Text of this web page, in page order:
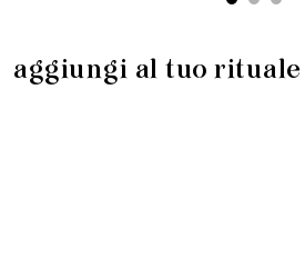
aggiungi al tuo rituale